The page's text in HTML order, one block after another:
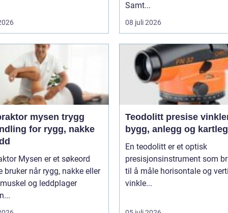
Samt...
08 juli 2026
mysen trygg
for rygg, nakke
Mysen er et søkeord
bruker når rygg, nakke eller
og leddplager
Teodolitt presise vinkler for
bygg, anlegg og
En teodolitt er et optisk
presisjonsinstrument som
til å måle horisontale og
vinkle...